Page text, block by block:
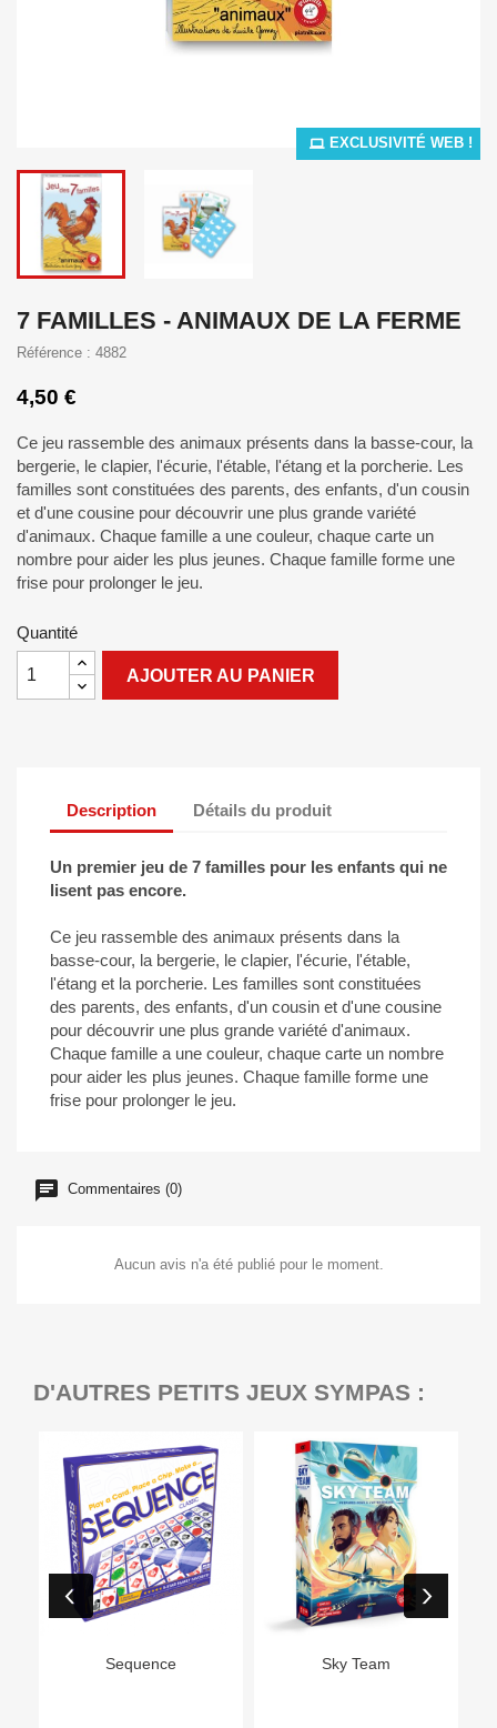
EXCLUSIVITÉ WEB !
7 FAMILLES - ANIMAUX DE LA FERME
Référence : 4882
4,50 €
Ce jeu rassemble des animaux présents dans la basse-cour, la
bergerie, le clapier, l'écurie, l'étable, l'étang et la porcherie. Les
familles sont constituées des parents, des enfants, d'un cousin
et d'une cousine pour découvrir une plus grande variété
d'animaux. Chaque famille a une couleur, chaque carte un
nombre pour aider les plus jeunes. Chaque famille forme une
frise pour prolonger le jeu.
Quantité
AJOUTER AU PANIER
Description Détails du produit
Un premier jeu de 7 familles pour les enfants qui ne
lisent pas encore.
Ce jeu rassemble des animaux présents dans la
basse-cour, la bergerie, le clapier, l'écurie, l'étable,
l'étang et la porcherie. Les familles sont constituées
des parents, des enfants, d'un cousin et d'une cousine
pour découvrir une plus grande variété d'animaux.
Chaque famille a une couleur, chaque carte un nombre
pour aider les plus jeunes. Chaque famille forme une
frise pour prolonger le jeu.
Commentaires (0)
Aucun avis n'a été publié pour le moment.
D'AUTRES PETITS JEUX SYMPAS :
Sequence Sky Team